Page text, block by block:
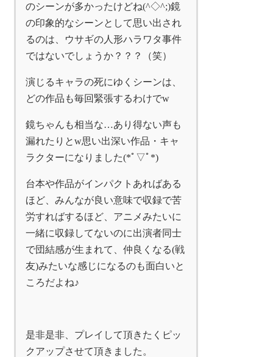
のシーンが多かったけどね(^◇^;)鏡
の印象的なシーンとして思い出され
るのは、ウサギの人形ハラワタ事件
ではないでしょうか？？？（笑）
演じるキャラの死にゆくシーンは、
どの作品も毎回緊張するわけでw
鏡ちゃんも相当な…あり得ない声も
漏れたりとw思い出深い作品・キャ
ラクターになりました(*ﾟ▽ﾟ*)
台本や作品がインパクトあればある
ほど、みんなが良い意味で収録で苦
労すればするほど、アニメみたいに
一緒に収録してないのに出演者同士
で団結感が生まれて、仲良くなる(戦
友)みたいな感じになるのも面白いと
ころだよね♪
是非是非、プレイして頂きたくピッ
クアップさせて頂きました。